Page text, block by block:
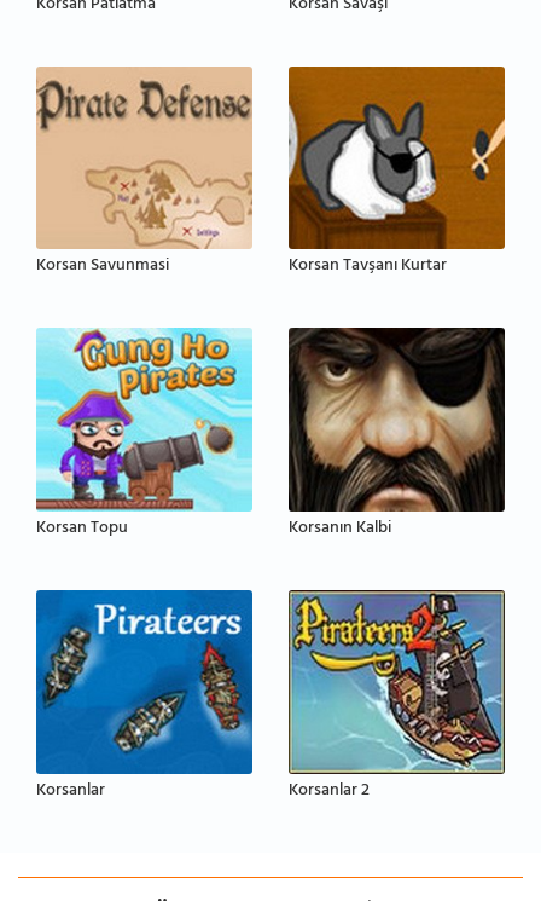
Korsan Savunmasi Korsan Tavşanı Kurtar
Korsan Topu Korsanın Kalbi
Korsanlar Korsanlar 2